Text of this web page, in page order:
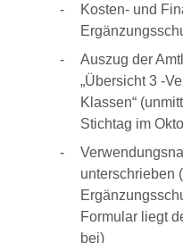
Kosten- und
Auszug der
„Übersicht 3 -
Klassen“
Stichtag im
unterschrieben
Formular liegt
bei)